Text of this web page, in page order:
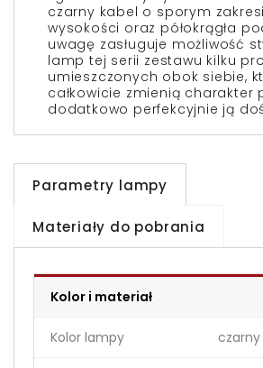
czarny kabel o sporym
wysokości oraz półokrągła
uwagę zasługuje możliwość
lamp tej serii zestawu kilku
umieszczonych obok siebie,
całkowicie zmienią charakter
dodatkowo perfekcyjnie ją
Parametry lampy
Materiały do pobrania
Kolor i materiał
Kolor lampy czarny